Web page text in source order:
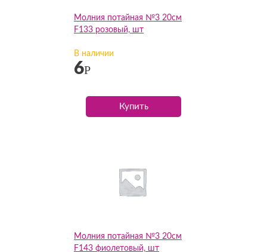
Молния потайная №3 20см
F133 розовый, шт
В наличии
6Р
Купить
Молния потайная №3 20см
F143 фиолетовый, шт